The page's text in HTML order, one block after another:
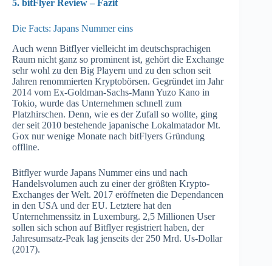
5. bitFlyer Review – Fazit
Die Facts: Japans Nummer eins
Auch wenn Bitflyer vielleicht im deutschsprachigen
Raum nicht ganz so prominent ist, gehört die Exchange
sehr wohl zu den Big Playern und zu den schon seit
Jahren renommierten Kryptobörsen. Gegründet im Jahr
2014 vom Ex-Goldman-Sachs-Mann Yuzo Kano in
Tokio, wurde das Unternehmen schnell zum
Platzhirschen. Denn, wie es der Zufall so wollte, ging
der seit 2010 bestehende japanische Lokalmatador Mt.
Gox nur wenige Monate nach bitFlyers Gründung
offline.
Bitflyer wurde Japans Nummer eins und nach
Handelsvolumen auch zu einer der größten Krypto-
Exchanges der Welt. 2017 eröffneten die Dependancen
in den USA und der EU. Letztere hat den
Unternehmenssitz in Luxemburg. 2,5 Millionen User
sollen sich schon auf Bitflyer registriert haben, der
Jahresumsatz-Peak lag jenseits der 250 Mrd. Us-Dollar
(2017).